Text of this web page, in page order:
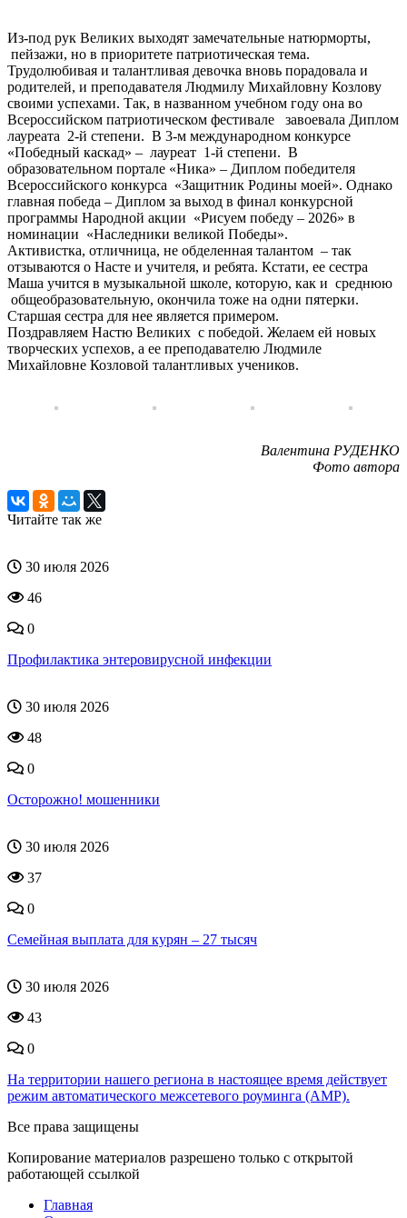
Из-под рук Великих выходят замечательные натюрморты,
пейзажи, но в приоритете патриотическая тема.
Трудолюбивая и талантливая девочка вновь порадовала и
родителей, и преподавателя Людмилу Михайловну Козлову
своими успехами. Так, в названном учебном году она во
Всероссийском патриотическом фестивале завоевала Диплом
лауреата 2-й степени. В 3-м международном конкурсе
«Победный каскад» – лауреат 1-й степени. В
образовательном портале «Ника» – Диплом победителя
Всероссийского конкурса «Защитник Родины моей». Однако
главная победа – Диплом за выход в финал конкурсной
программы Народной акции «Рисуем победу – 2026» в
номинации «Наследники великой Победы».
Активистка, отличница, не обделенная талантом – так
отзываются о Насте и учителя, и ребята. Кстати, ее сестра
Маша учится в музыкальной школе, которую, как и среднюю
общеобразовательную, окончила тоже на одни пятерки.
Старшая сестра для нее является примером.
Поздравляем Настю Великих с победой. Желаем ей новых
творческих успехов, а ее преподавателю Людмиле
Михайловне Козловой талантливых учеников.
Валентина РУДЕНКО
Фото автора
Читайте так же
30 июля 2026
46
0
Профилактика энтеровирусной инфекции
30 июля 2026
48
0
Осторожно! мошенники
30 июля 2026
37
0
Семейная выплата для курян – 27 тысяч
30 июля 2026
43
0
На территории нашего региона в настоящее время действует
режим автоматического межсетевого роуминга (АМР).
Все права защищены
Копирование материалов разрешено только с открытой
работающей ссылкой
Главная